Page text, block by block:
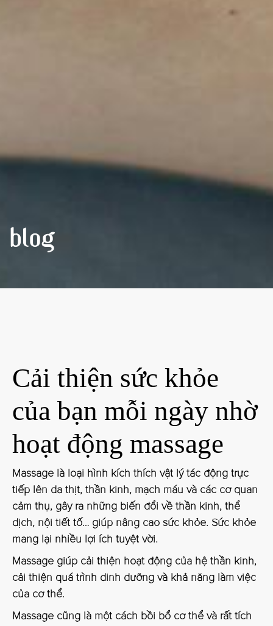
BLOG
Cải thiện sức khỏe
của bạn mỗi ngày nhờ
hoạt động massage
Massage là loại hình kích thích vật lý tác động trực
tiếp lên da thịt, thần kinh, mạch máu và các cơ quan
cảm thụ, gây ra những biến đổi về thần kinh, thể
dịch, nội tiết tố… giúp nâng cao sức khỏe. Sức khỏe
mang lại nhiều lợi ích tuyệt vời.
Massage giúp cải thiện hoạt động của hệ thần kinh,
cải thiện quá trình dinh dưỡng và khả năng làm việc
của cơ thể.
Massage cũng là một cách bồi bổ cơ thể và rất tích